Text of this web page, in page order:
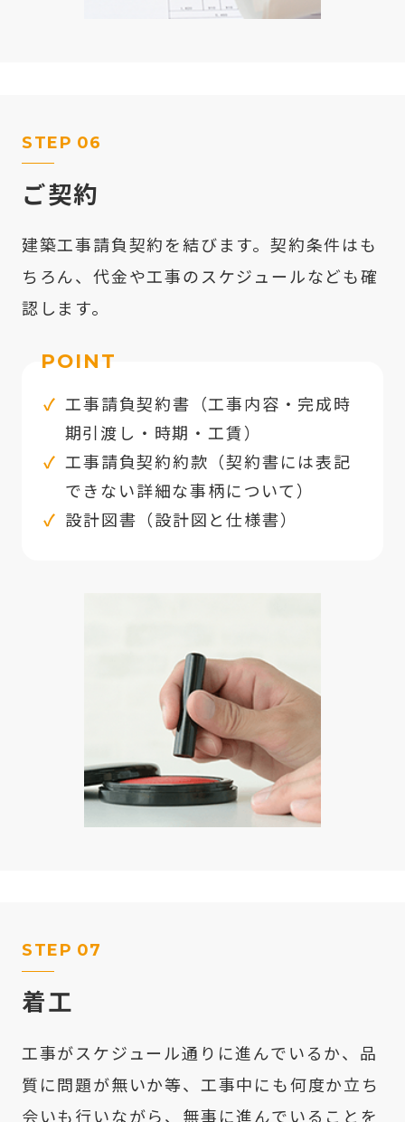
STEP 06
ご契約
建築工事請負契約を結びます。契約条件はも
ちろん、代金や工事のスケジュールなども確
認します。
POINT
工事請負契約書（工事内容・完成時
期引渡し・時期・工賃）
工事請負契約約款（契約書には表記
できない詳細な事柄について）
設計図書（設計図と仕様書）
STEP 07
着工
工事がスケジュール通りに進んでいるか、品
質に問題が無いか等、工事中にも何度か立ち
会いも行いながら、無事に進んでいることを